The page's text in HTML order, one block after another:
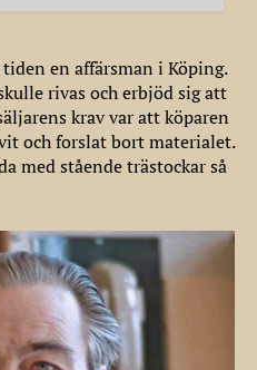
en affärsman i Köping.
rivas och erbjöd sig att
krav var att köparen
och forslat bort materialet.
med stående trästockar så